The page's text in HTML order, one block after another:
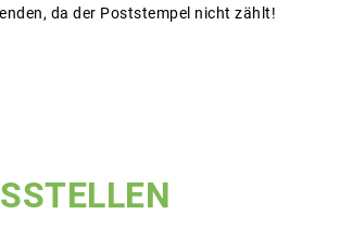
da der Poststempel nicht zählt!